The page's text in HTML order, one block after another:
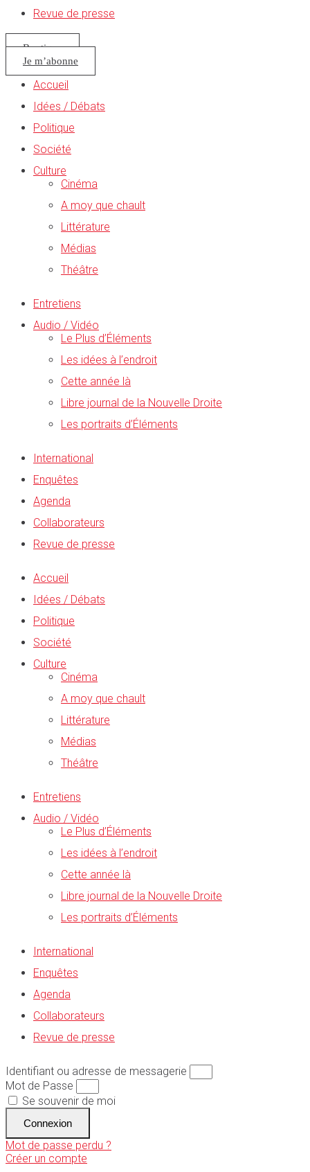
Revue de presse
Boutique
Je m’abonne
Accueil
Idées / Débats
Politique
Société
Culture
Cinéma
A moy que chault
Littérature
Médias
Théâtre
Entretiens
Audio / Vidéo
Le Plus d’Éléments
Les idées à l’endroit
Cette année là
Libre journal de la Nouvelle Droite
Les portraits d’Éléments
International
Enquêtes
Agenda
Collaborateurs
Revue de presse
Accueil
Idées / Débats
Politique
Société
Culture
Cinéma
A moy que chault
Littérature
Médias
Théâtre
Entretiens
Audio / Vidéo
Le Plus d’Éléments
Les idées à l’endroit
Cette année là
Libre journal de la Nouvelle Droite
Les portraits d’Éléments
International
Enquêtes
Agenda
Collaborateurs
Revue de presse
Identifiant ou adresse de messagerie
Mot de Passe
Se souvenir de moi
Connexion
Mot de passe perdu ?
Créer un compte